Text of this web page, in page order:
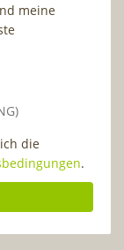
meine
die
.